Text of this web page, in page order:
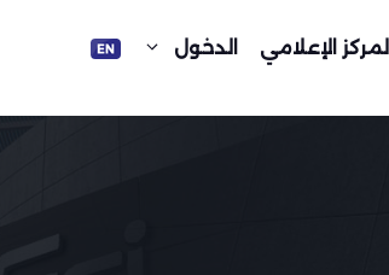
المركز الإعلامي الدخول